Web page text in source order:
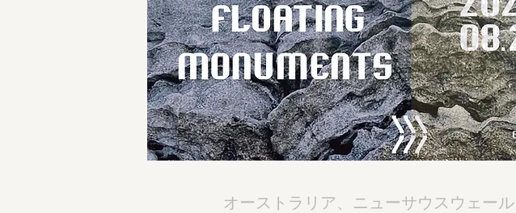
オーストラリア、ニューサウスウェー